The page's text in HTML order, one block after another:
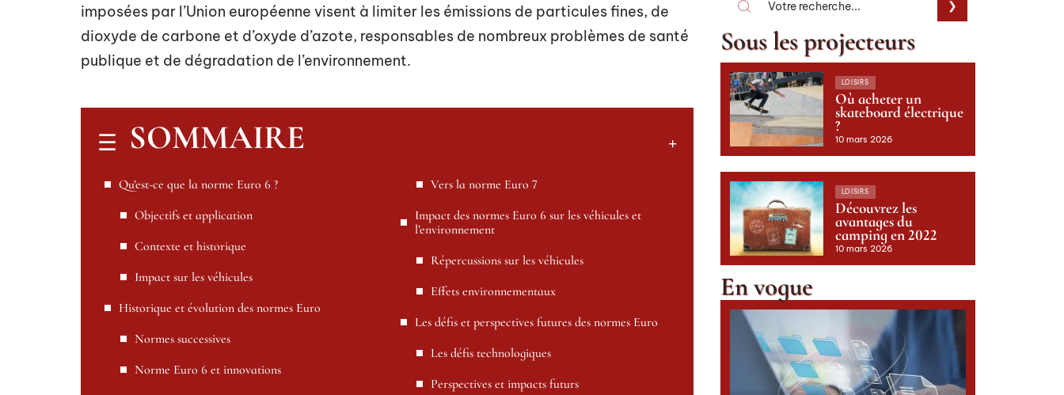
imposées par l’Union européenne visent à limiter les émissions de particules fines, de
dioxyde de carbone et d’oxyde d’azote, responsables de nombreux problèmes de santé
publique et de dégradation de l’environnement.
SOMMAIRE
Qu’est-ce que la norme Euro 6 ?
Objectifs et application
Contexte et historique
Impact sur les véhicules
Historique et évolution des normes Euro
Normes successives
Norme Euro 6 et innovations
Vers la norme Euro 7
Impact des normes Euro 6 sur les véhicules et
l’environnement
Répercussions sur les véhicules
Effets environnementaux
Les défis et perspectives futures des normes Euro
Les défis technologiques
Perspectives et impacts futurs
Sous les projecteurs
LOISIRS
Où acheter un
skateboard électrique
?
10 mars 2026
LOISIRS
Découvrez les
avantages du
camping en 2022
10 mars 2026
En vogue